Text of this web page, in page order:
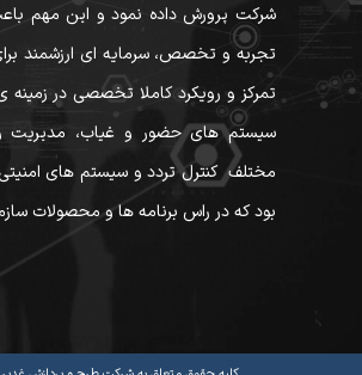
شرکت پرورش داده نمود و این مهم
تجربه و تخصص، سرمایه ای ارزشمند
تمرکز و رویکرد کاملا تخصصی در زمینه
سیستم های حضور و غیاب، مدیریت
مختلف کنترل تردد و سیستم های
بود که در راس برنامه ها و محصولات